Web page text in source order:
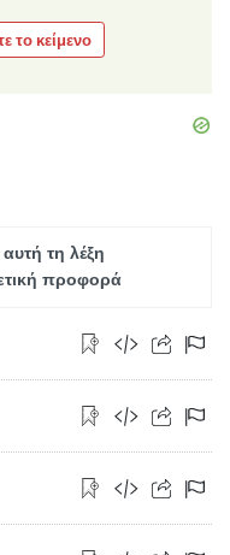
το κείμενο
τη λέξη
προφορά